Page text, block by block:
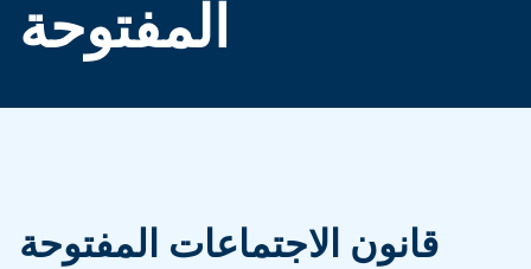
المفتوحة
قانون الاجتماعات المفتوحة